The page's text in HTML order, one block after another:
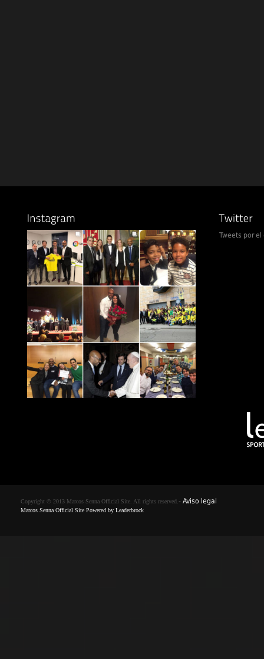
Tweets por el
Copyright © 2013 Marcos Senna Official Site. All rights reserved.
Marcos Senna Official Site Powered by Leaderbrock
- Aviso legal